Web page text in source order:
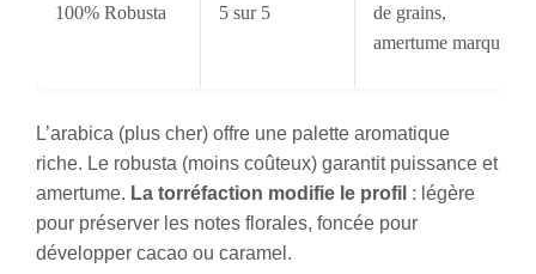
100% Robusta 5 sur 5
de grains,
amertume marquée
L’arabica (plus cher) offre une palette aromatique
riche. Le robusta (moins coûteux) garantit puissance et
amertume. La torréfaction modifie le profil : légère
pour préserver les notes florales, foncée pour
développer cacao ou caramel.